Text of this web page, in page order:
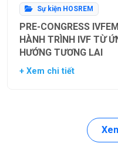
Sự kiện HOSREM
PRE-CONGRESS
HÀNH TRÌNH IVF TỪ
HƯỚNG TƯƠNG LAI
+ Xem chi tiết